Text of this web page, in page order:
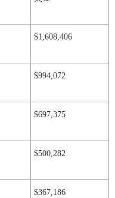
$1,608,406
$994,072
$697,375
$500,282
$367,186